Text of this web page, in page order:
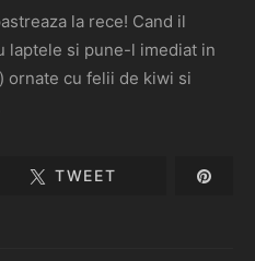
la rece! Cand il
laptele si pune-l imediat in
ornate cu felii de kiwi si
TWEET